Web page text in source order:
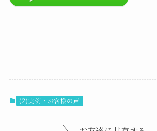
(2)実例・お客様の声